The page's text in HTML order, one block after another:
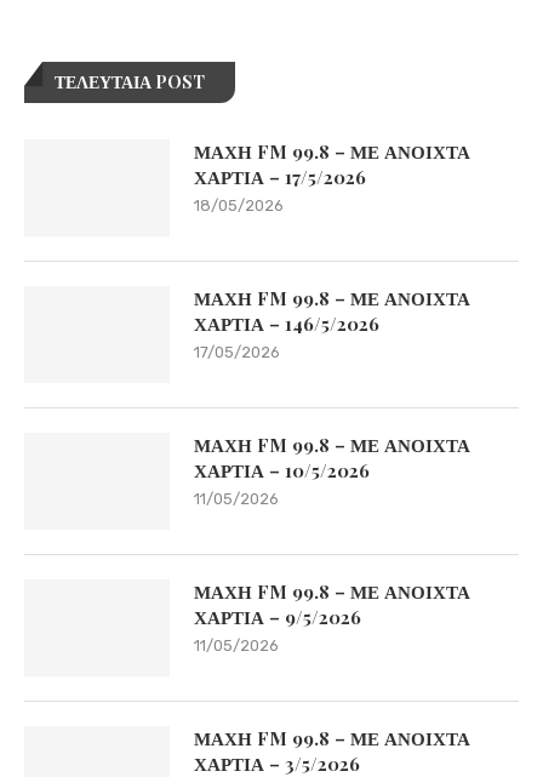
ΤΕΛΕΥΤΑΙΑ POST
ΜΑΧΗ FM 99.8 – ΜΕ ΑΝΟΙΧΤΑ
ΧΑΡΤΙΑ – 17/5/2026
18/05/2026
ΜΑΧΗ FM 99.8 – ΜΕ ΑΝΟΙΧΤΑ
ΧΑΡΤΙΑ – 146/5/2026
17/05/2026
ΜΑΧΗ FM 99.8 – ΜΕ ΑΝΟΙΧΤΑ
ΧΑΡΤΙΑ – 10/5/2026
11/05/2026
ΜΑΧΗ FM 99.8 – ΜΕ ΑΝΟΙΧΤΑ
ΧΑΡΤΙΑ – 9/5/2026
11/05/2026
ΜΑΧΗ FM 99.8 – ΜΕ ΑΝΟΙΧΤΑ
ΧΑΡΤΙΑ – 3/5/2026